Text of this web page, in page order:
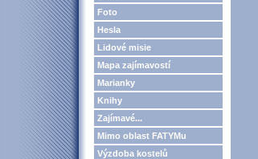
Foto
Hesla
Lidové misie
Mapa zajímavostí
Marianky
Knihy
Zajímavé...
Mimo oblast FATYMu
Výzdoba kostelů